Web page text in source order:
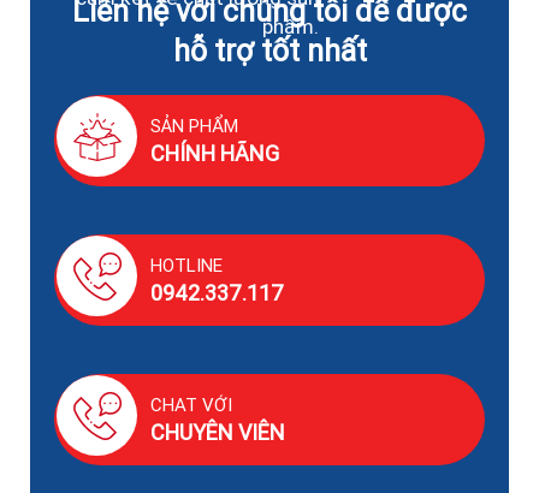
Bạn cần tư vấn
?
Huê Lợi luôn sẵn sàng tư vấn
những sản phẩm phù hợp
nhất đến Quý khách hàng với
phẩm.
Liên hệ với chúng tôi để được